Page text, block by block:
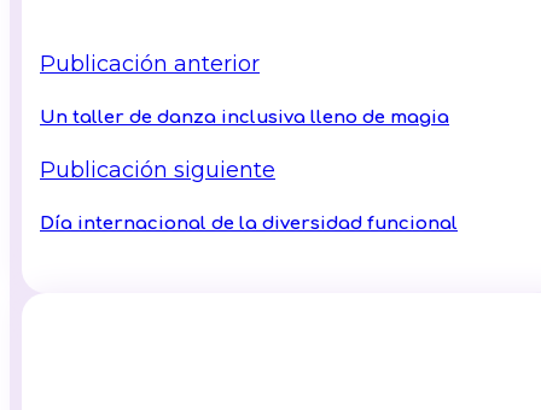
Publicación anterior
Un taller de danza inclusiva lleno de magia
Publicación siguiente
Día internacional de la diversidad funcional